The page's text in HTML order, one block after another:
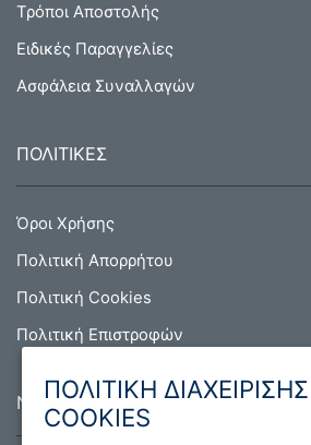
Τρόποι Αποστολής
Ειδικές Παραγγελίες
Ασφάλεια Συναλλαγών
ΠΟΛΙΤΙΚΕΣ
Όροι Χρήσης
Πολιτική Απορρήτου
Πολιτική Cookies
Πολιτική Επιστροφών
NEWSLETTER
ΠΟΛΙΤΙΚΗ ΔΙΑΧΕΙΡΙΣΗΣ
COOKIES